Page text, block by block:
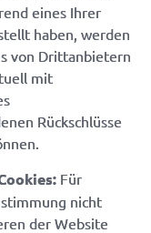
eines Ihrer
haben, werden
von Drittanbietern
mit
Rückschlüsse
Für
nicht
der Website